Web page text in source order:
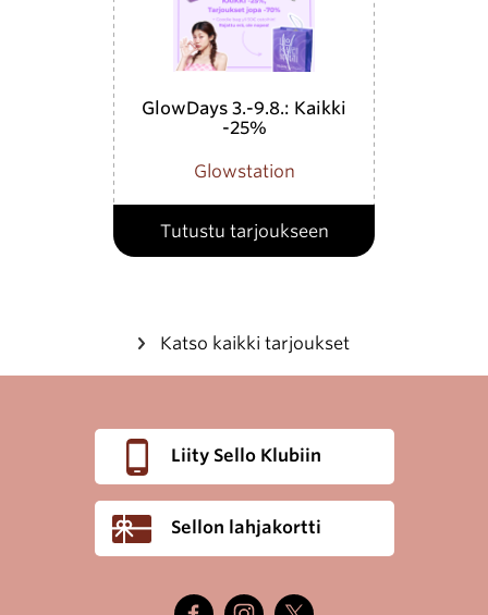
GlowDays 3.-9.8.: Kaikki
-25%
Glowstation
Tutustu tarjoukseen
Katso kaikki tarjoukset
Liity Sello Klubiin
Sellon lahjakortti